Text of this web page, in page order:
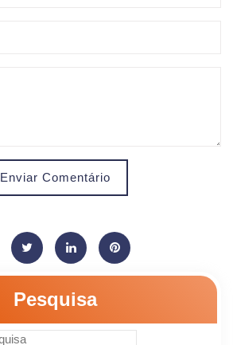
Enviar Comentário
Pesquisa